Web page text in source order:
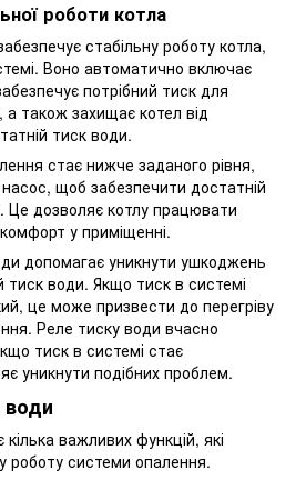
роботи котла
стабільну роботу котла,
Воно автоматично включає
потрібний тиск для
також захищає котел від
тиск води.
стає нижче заданого рівня,
щоб забезпечити достатній
Це дозволяє котлу працювати
у приміщенні.
допомагає уникнути ушкоджень
тиск води. Якщо тиск в системі
це може призвести до перегріву
Реле тиску води вчасно
тиск в системі стає
уникнути подібних проблем.
води
важливих функцій, які
роботу системи опалення.